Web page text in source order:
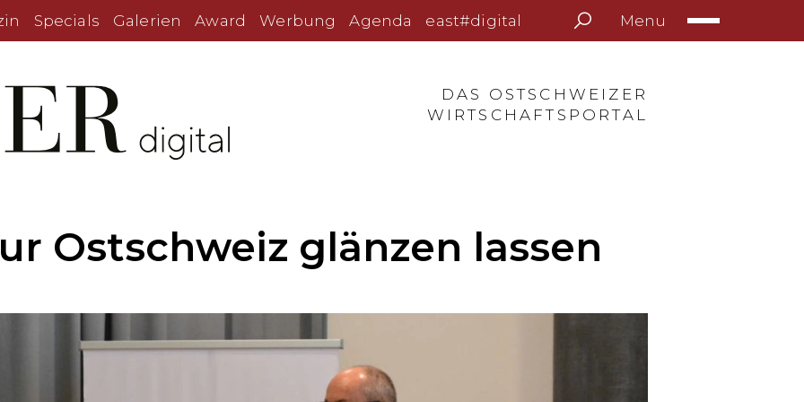
Specials Galerien Award Werbung Agenda east#digital Menu
DAS OSTSCHWEIZER
WIRTSCHAFTSPORTAL
Ostschweiz glänzen lassen